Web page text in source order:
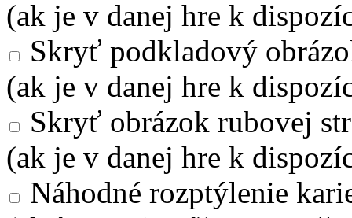
(ak je v danej hre k
Skryť podkladový
(ak je v danej hre k
Skryť obrázok rubovej
(ak je v danej hre k
Náhodné rozptýlenie